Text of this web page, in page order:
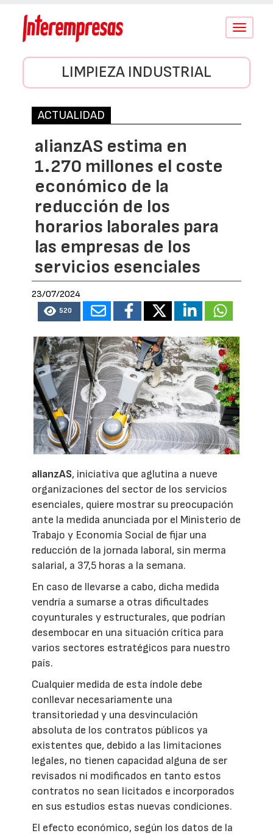
Conmutar
LIMPIEZA INDUSTRIAL
ACTUALIDAD
alianzAS estima en
1.270 millones el coste
económico de la
reducción de los
horarios laborales para
las empresas de los
servicios esenciales
23/07/2024
520
alianzAS, iniciativa que aglutina a nueve
organizaciones del sector de los servicios
esenciales, quiere mostrar su preocupación
ante la medida anunciada por el Ministerio de
Trabajo y Economía Social de fijar una
reducción de la jornada laboral, sin merma
salarial, a 37,5 horas a la semana.
En caso de llevarse a cabo, dicha medida
vendría a sumarse a otras dificultades
coyunturales y estructurales, que podrían
desembocar en una situación crítica para
varios sectores estratégicos para nuestro
país.
Cualquier medida de esta índole debe
conllevar necesariamente una
transitoriedad y una desvinculación
absoluta de los contratos públicos ya
existentes que, debido a las limitaciones
legales, no tienen capacidad alguna de ser
revisados ni modificados en tanto estos
contratos no sean licitados e incorporados
en sus estudios estas nuevas condiciones.
El efecto económico, según los datos de la